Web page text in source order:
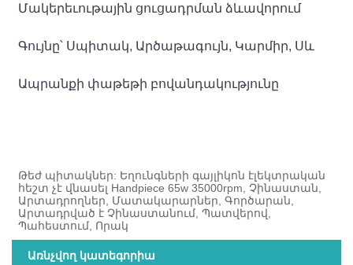
Մակերեւութային ցուցադրման ձևավորում
Գույնը՝ Սպիտակ, Արծաթագույն, Կարմիր, Սև
Ապրանքի փաթեթի բովանդակությունը
Թեժ պիտակներ: Եղունգների գայլիկոն էլեկտրական
հեշտ չէ վնասել Handpiece 65w 35000rpm, Չինաստան,
Արտադրողներ, Մատակարարներ, Գործարան,
Արտադրված է Չինաստանում, Պատվերով,
Պահեստում, Որակ
Առնչվող կատեգորիա